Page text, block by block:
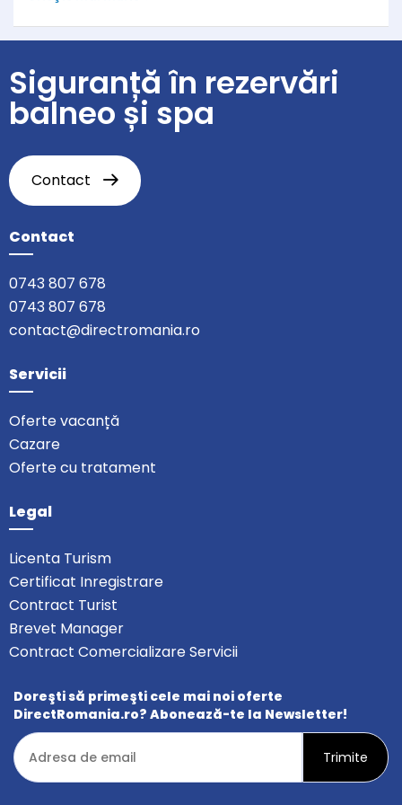
Siguranță în rezervări
balneo și spa
Contact
Contact
0743 807 678
0743 807 678
contact@directromania.ro
Servicii
Oferte vacanță
Cazare
Oferte cu tratament
Legal
Licenta Turism
Certificat Inregistrare
Contract Turist
Brevet Manager
Contract Comercializare Servicii
Doreşti să primeşti cele mai noi oferte
DirectRomania.ro? Abonează-te la Newsletter!